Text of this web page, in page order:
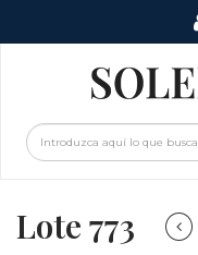
Lote 773